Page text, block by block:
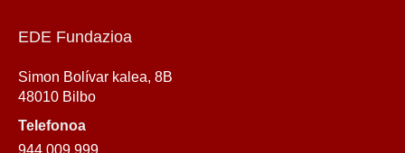
EDE Fundazioa
Simon Bolívar kalea, 8B
48010 Bilbo
Telefonoa
944 009 999